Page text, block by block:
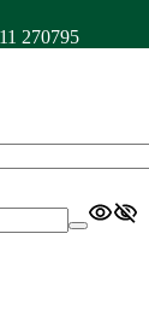
270795